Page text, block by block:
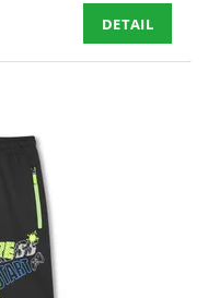
DETAIL